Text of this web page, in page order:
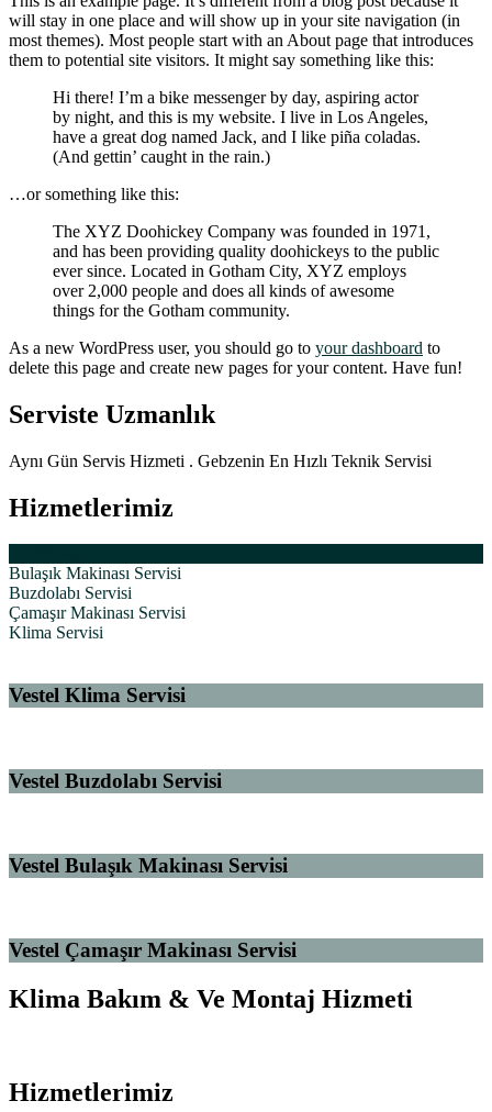
will stay in one place and will show up in your site navigation (in
most themes). Most people start with an About page that introduces
them to potential site visitors. It might say something like this:
Hi there! I’m a bike messenger by day, aspiring actor
by night, and this is my website. I live in Los Angeles,
have a great dog named Jack, and I like piña coladas.
(And gettin’ caught in the rain.)
…or something like this:
The XYZ Doohickey Company was founded in 1971,
and has been providing quality doohickeys to the public
ever since. Located in Gotham City, XYZ employs
over 2,000 people and does all kinds of awesome
things for the Gotham community.
As a new WordPress user, you should go to your dashboard to
delete this page and create new pages for your content. Have fun!
Serviste Uzmanlık
Aynı Gün Servis Hizmeti . Gebzenin En Hızlı Teknik Servisi
Hizmetlerimiz
Bulaşık Makinası Servisi
Buzdolabı Servisi
Çamaşır Makinası Servisi
Klima Servisi
Vestel Klima Servisi
Vestel Buzdolabı Servisi
Vestel Bulaşık Makinası Servisi
Vestel Çamaşır Makinası Servisi
Klima Bakım & Ve Montaj Hizmeti
Hizmetlerimiz